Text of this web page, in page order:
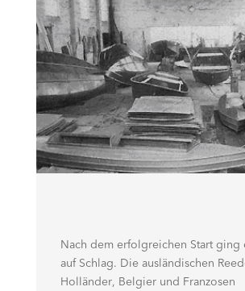
Nach dem erfolgreichen Start ging
auf Schlag. Die ausländischen
Holländer, Belgier und Franzosen